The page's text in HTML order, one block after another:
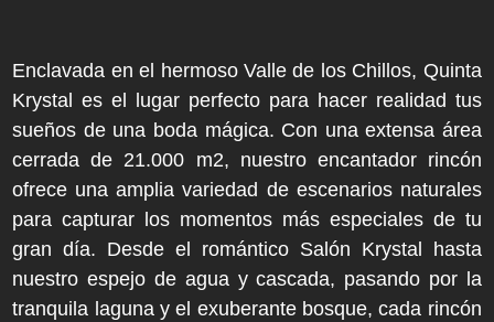
Enclavada en el hermoso Valle de los Chillos, Quinta
Krystal es el lugar perfecto para hacer realidad tus
sueños de una boda mágica. Con una extensa área
cerrada de 21.000 m2, nuestro encantador rincón
ofrece una amplia variedad de escenarios naturales
para capturar los momentos más especiales de tu
gran día. Desde el romántico Salón Krystal hasta
nuestro espejo de agua y cascada, pasando por la
tranquila laguna y el exuberante bosque, cada rincón